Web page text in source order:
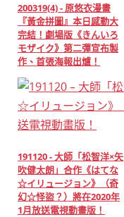
200319(4) - 原悠衣漫畫
『黃金拼圖』本日感動大
完結！劇場版《きんいろ
モザイク》第二彈宣布製
作、首張海報出爐！
191120 - 大師「松智洋×矢
吹健太朗」合作《はてな
☆イリュージョン》（奇
幻☆怪盜？）將在2020年
1月放送電視動畫版！